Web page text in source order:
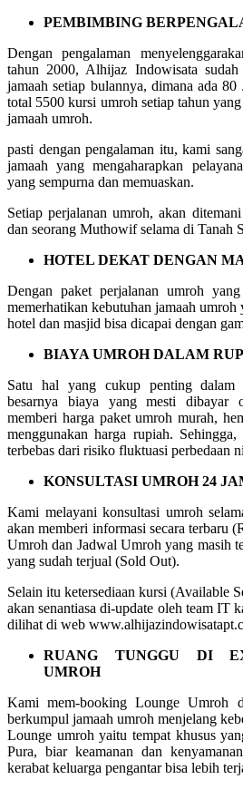
PEMBIMBING
Dengan pengalaman
tahun 2000, Alhijaz Indowisata sudah
jamaah setiap bulannya, dimana ada
total 5500 kursi umroh setiap tahun
jamaah umroh.
pasti dengan pengalaman itu, kami
jamaah yang mengaharapkan
yang sempurna dan memuaskan.
Setiap perjalanan umroh, akan
dan seorang Muthowif selama di Tanah
HOTEL DEKAT DENGAN
Dengan paket perjalanan umroh
memerhatikan kebutuhan jamaah
hotel dan masjid bisa dicapai dengan
BIAYA UMROH DALAM
Satu hal yang cukup penting dalam
besarnya biaya yang mesti dibayar
memberi harga paket umroh murah,
menggunakan harga rupiah.
terbebas dari risiko fluktuasi perbedaan
KONSULTASI UMROH 24
Kami melayani konsultasi umroh
akan memberi informasi secara terbaru
Umroh dan Jadwal Umroh yang masih
yang sudah terjual (Sold Out).
Selain itu ketersediaan kursi (Available
akan senantiasa di-update oleh team IT
dilihat di web
RUANG TUNGGU DI
UMROH
Kami mem-booking Lounge Umroh
berkumpul jamaah umroh menjelang
Lounge umroh yaitu tempat khusus
Pura, biar keamanan dan
kerabat keluarga pengantar bisa lebih